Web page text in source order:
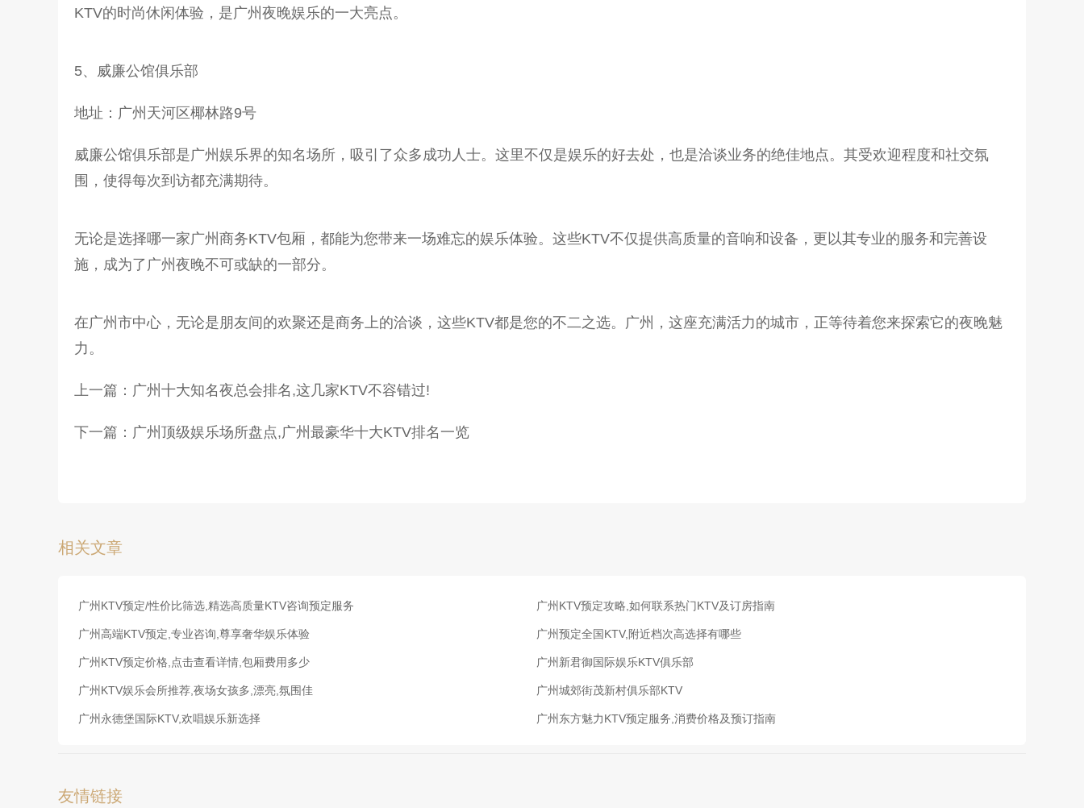
KTV的时尚休闲体验，是广州夜晚娱乐的一大亮点。
5、威廉公馆俱乐部
地址：广州天河区椰林路9号
威廉公馆俱乐部是广州娱乐界的知名场所，吸引了众多成功人士。这里不仅是娱乐的好去处，也是洽谈业务的绝佳地点。其受欢迎程度和社交氛
围，使得每次到访都充满期待。
无论是选择哪一家广州商务KTV包厢，都能为您带来一场难忘的娱乐体验。这些KTV不仅提供高质量的音响和设备，更以其专业的服务和完善设
施，成为了广州夜晚不可或缺的一部分。
在广州市中心，无论是朋友间的欢聚还是商务上的洽谈，这些KTV都是您的不二之选。广州，这座充满活力的城市，正等待着您来探索它的夜晚魅
力。
上一篇： 广州十大知名夜总会排名,这几家KTV不容错过!
下一篇： 广州顶级娱乐场所盘点,广州最豪华十大KTV排名一览
相关文章
广州KTV预定/性价比筛选,精选高质量KTV咨询预定服务 广州KTV预定攻略,如何联系热门KTV及订房指南
广州高端KTV预定,专业咨询,尊享奢华娱乐体验 广州预定全国KTV,附近档次高选择有哪些
广州KTV预定价格,点击查看详情,包厢费用多少 广州新君御国际娱乐KTV俱乐部
广州KTV娱乐会所推荐,夜场女孩多,漂亮,氛围佳 广州城郊街茂新村俱乐部KTV
广州永德堡国际KTV,欢唱娱乐新选择 广州东方魅力KTV预定服务,消费价格及预订指南
友情链接